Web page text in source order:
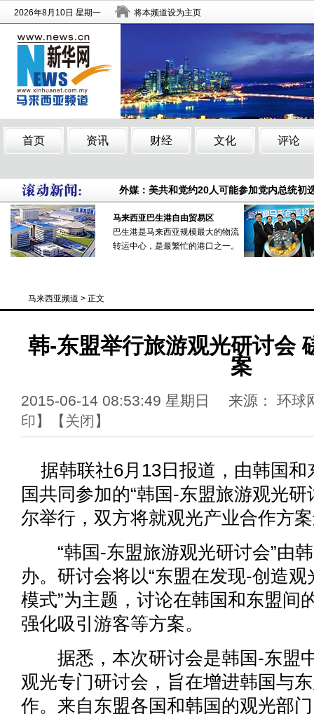
等到“烟”消云散那一天——禁烟，不仅在中
外媒：美共和党约20人可能参加党内总统初
等到“烟”消云散那一天——禁烟，不仅在中
马来西亚巴生港自贸区举办马中经贸合作洽
外媒：美共和党约20人可能参加党内总统初
马来西亚巴生港自由贸易区
巴生港是马来西亚规模最大的物流
转运中心，是最繁忙的港口之一。
马来西亚频道 > 正文
韩-东盟举行旅游观光研讨会
案
2015-06-14 08:53:49 星期日 来源： 环
印 】【关闭 】
据韩联社6月13日报道，由韩国和
国共同参加的“韩国-东盟旅游观光研
尔举行，双方将就观光产业合作方
“韩国-东盟旅游观光研讨会”由韩
办。研讨会将以“东盟在发现-创造
模式”为主题，讨论在韩国和东盟间
强化吸引游客等方案。
据悉，本次研讨会是韩国-东盟
观光专门研讨会，旨在增进韩国与
作。来自东盟各国和韩国的观光部